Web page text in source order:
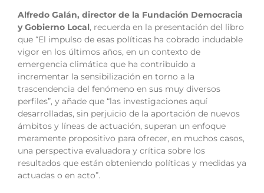
Alfredo Galán, director de la Fundación Democracia
y Gobierno Local, recuerda en la presentación del libro
que “El impulso de esas políticas ha cobrado indudable
vigor en los últimos años, en un contexto de
emergencia climática que ha contribuido a
incrementar la sensibilización en torno a la
trascendencia del fenómeno en sus muy diversos
perfiles”, y añade que “las investigaciones aquí
desarrolladas, sin perjuicio de la aportación de nuevos
ámbitos y líneas de actuación, superan un enfoque
meramente propositivo para ofrecer, en muchos casos,
una perspectiva evaluadora y crítica sobre los
resultados que están obteniendo políticas y medidas ya
actuadas o en acto”.